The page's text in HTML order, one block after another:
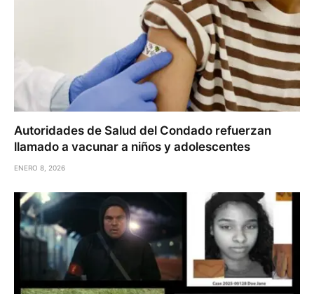
Autoridades de Salud del Condado refuerzan
llamado a vacunar a niños y adolescentes
ENERO 8, 2026